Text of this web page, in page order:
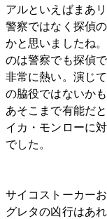
アルといえばまあ
警察ではなく探偵
かと思いましたね
のは警察でも探偵
非常に熱い。演じ
の脇役ではないか
あそこまで有能だ
イカ・モンローに
でした。
サイコストーカー
グレタの凶行はあ